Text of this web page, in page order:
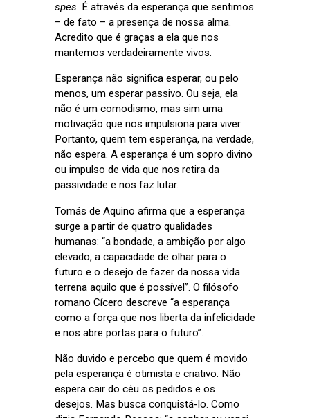
spes. É através da esperança que sentimos
– de fato – a presença de nossa alma.
Acredito que é graças a ela que nos
mantemos verdadeiramente vivos.
Esperança não significa esperar, ou pelo
menos, um esperar passivo. Ou seja, ela
não é um comodismo, mas sim uma
motivação que nos impulsiona para viver.
Portanto, quem tem esperança, na verdade,
não espera. A esperança é um sopro divino
ou impulso de vida que nos retira da
passividade e nos faz lutar.
Tomás de Aquino afirma que a esperança
surge a partir de quatro qualidades
humanas: “a bondade, a ambição por algo
elevado, a capacidade de olhar para o
futuro e o desejo de fazer da nossa vida
terrena aquilo que é possível”. O filósofo
romano Cícero descreve “a esperança
como a força que nos liberta da infelicidade
e nos abre portas para o futuro”.
Não duvido e percebo que quem é movido
pela esperança é otimista e criativo. Não
espera cair do céu os pedidos e os
desejos. Mas busca conquistá-lo. Como